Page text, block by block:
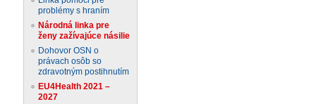
problémy s hraním
Národná linka pre
ženy zažívajúce násilie
Dohovor OSN o
právach osôb so
zdravotným postihnutím
EU4Health 2021 –
2027